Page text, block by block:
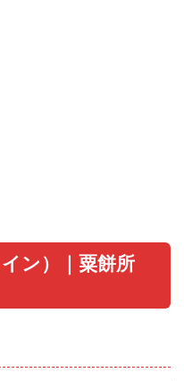
ン）｜粟餅所